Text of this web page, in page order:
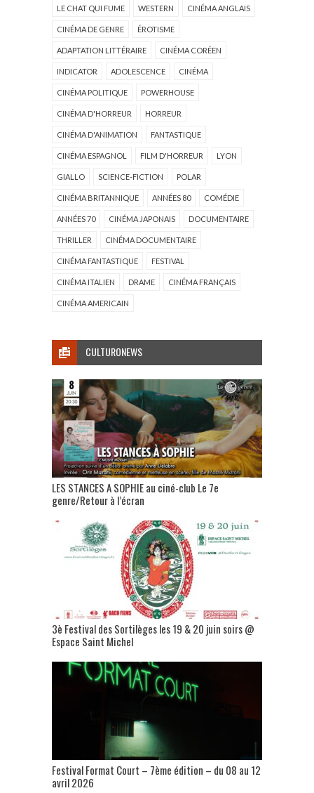
LE CHAT QUI FUME WESTERN CINÉMA ANGLAIS
CINÉMA DE GENRE ÉROTISME
ADAPTATION LITTÉRAIRE CINÉMA CORÉEN
INDICATOR ADOLESCENCE CINÉMA
CINÉMA POLITIQUE POWERHOUSE
CINÉMA D'HORREUR HORREUR
CINÉMA D'ANIMATION FANTASTIQUE
CINÉMA ESPAGNOL FILM D'HORREUR LYON
GIALLO SCIENCE-FICTION POLAR
CINÉMA BRITANNIQUE ANNÉES 80 COMÉDIE
ANNÉES 70 CINÉMA JAPONAIS DOCUMENTAIRE
THRILLER CINÉMA DOCUMENTAIRE
CINÉMA FANTASTIQUE FESTIVAL
CINÉMA ITALIEN DRAME CINÉMA FRANÇAIS
CINÉMA AMERICAIN
CULTURONEWS
LES STANCES A SOPHIE au ciné-club Le 7e
genre/Retour à l’écran
3è Festival des Sortilèges les 19 & 20 juin soirs @
Espace Saint Michel
Festival Format Court – 7ème édition – du 08 au 12
avril 2026